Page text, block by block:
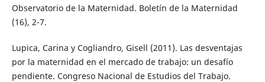
Observatorio de la Maternidad. Boletín de la Maternidad
(16), 2-7.
Lupica, Carina y Cogliandro, Gisell (2011). Las desventajas
por la maternidad en el mercado de trabajo: un desafío
pendiente. Congreso Nacional de Estudios del Trabajo.